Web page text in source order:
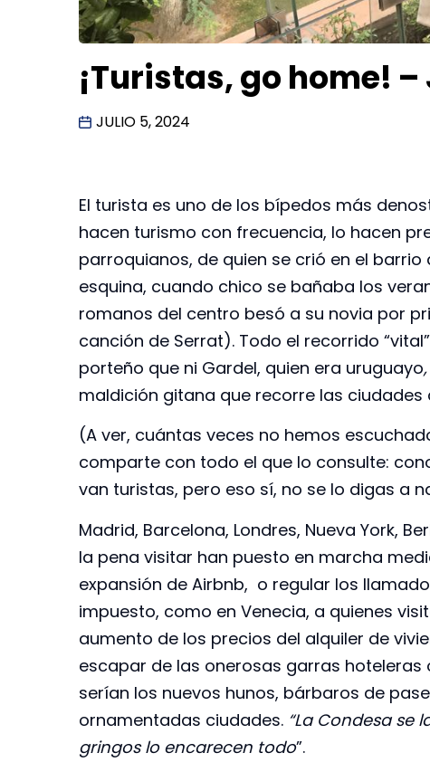
¡Turistas, go home!
JULIO 5, 2024
El turista es uno de los bípedos más
hacen turismo con frecuencia, lo hacen
parroquianos, de quien se crió en el
esquina, cuando chico se bañaba los
romanos del centro besó a su novia por
canción de Serrat). Todo el recorrido
porteño que ni Gardel, quien era uruguayo
maldición gitana que recorre las ciudades
(A ver, cuántas veces no hemos
comparte con todo el que lo consulte:
van turistas, pero eso sí, no se lo digas a
Madrid, Barcelona, Londres, Nueva York,
la pena visitar han puesto en marcha
expansión de Airbnb, o regular los
impuesto, como en Venecia, a quienes
aumento de los precios del alquiler de
escapar de las onerosas garras hoteleras
serían los nuevos hunos, bárbaros de
ornamentadas ciudades. “La Condesa se
gringos lo encarecen todo”.